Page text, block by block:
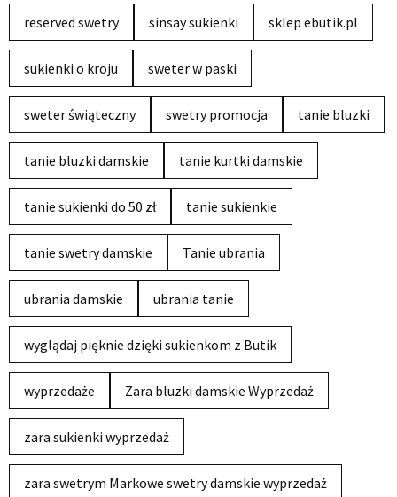
reserved swetry sinsay sukienki sklep ebutik.pl
sukienki o kroju sweter w paski
sweter świąteczny swetry promocja tanie bluzki
tanie bluzki damskie tanie kurtki damskie
tanie sukienki do 50 zł tanie sukienkie
tanie swetry damskie Tanie ubrania
ubrania damskie ubrania tanie
wyglądaj pięknie dzięki sukienkom z Butik
wyprzedaże Zara bluzki damskie Wyprzedaż
zara sukienki wyprzedaż
zara swetrym Markowe swetry damskie wyprzedaż